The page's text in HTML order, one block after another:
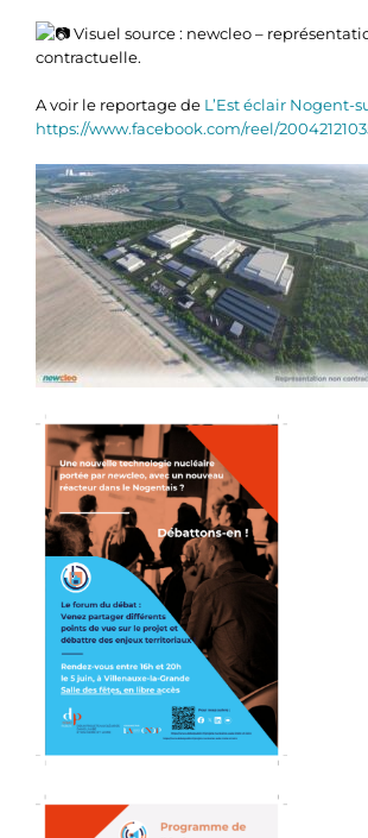
Visuel source : newcleo –
contractuelle.
A voir le reportage de L’Est éclair Nogent-
https://www.facebook.com/reel/